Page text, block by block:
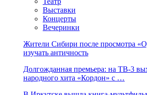
Выставки
Концерты
Вечеринки
Жители Сибири после просмотра
изучать античность
Долгожданная премьера: на ТВ-3
народного хита «Кордон» с …